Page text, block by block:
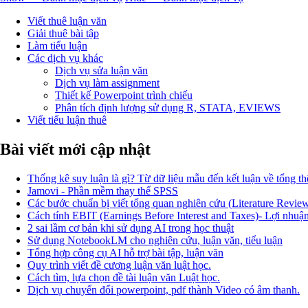
Viết thuê luận văn
Giải thuê bài tập
Làm tiểu luận
Các dịch vụ khác
Dịch vụ sửa luận văn
Dịch vụ làm assignment
Thiết kế Powerpoint trình chiếu
Phân tích định lượng sử dụng R, STATA, EVIEWS
Viết tiểu luận thuê
Bài viết mới cập nhật
Thống kê suy luận là gì? Từ dữ liệu mẫu đến kết luận về tổng
Jamovi - Phần mềm thay thế SPSS
Các bước chuẩn bị viết tổng quan nghiên cứu (Literature
Cách tính EBIT (Earnings Before Interest and Taxes)- Lợi
2 sai lầm cơ bản khi sử dụng AI trong học thuật
Sử dụng NotebookLM cho nghiên cứu, luận văn, tiểu luận
Tổng hợp công cụ AI hỗ trợ bài tập, luận văn
Quy trình viết đề cương luận văn luật học.
Cách tìm, lựa chọn đề tài luận văn Luật học.
Dịch vụ chuyển đổi powerpoint, pdf thành Video có âm thanh.